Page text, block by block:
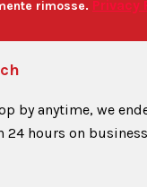
rimosse. Privacy
by anytime, we
hours on